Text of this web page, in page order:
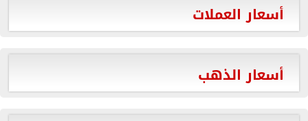
أسعار العملات
أسعار الذهب